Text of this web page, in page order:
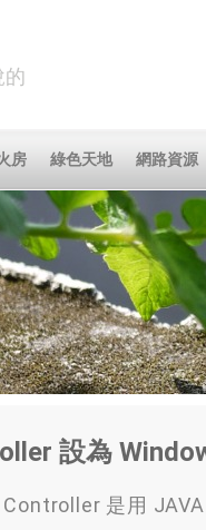
的
房 綠色天地 網路資源
設為
是用 JAVA